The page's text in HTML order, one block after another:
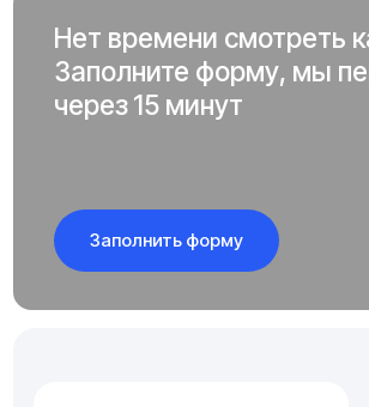
Нет времени смотреть
Заполните форму, мы
через 15 минут
Заполнить форму